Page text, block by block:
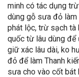
minh có tác dụng
dùng gỗ sưa đỏ
phát lộc, trừ sạch tà
quốc từ lâu dùng để
giữ xác lâu dài, ko
đỏ để làm Thanh
sưa cho vào cốt bát